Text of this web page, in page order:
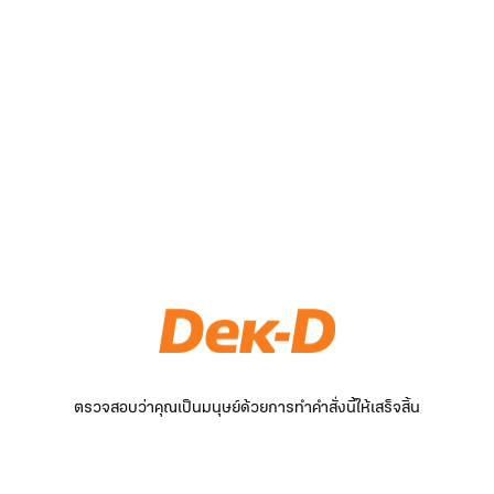
ตรวจสอบว่าคุณเป็นมนุษย์ด้วยการทำคำสั่งนี้ให้เสร็จสิ้น